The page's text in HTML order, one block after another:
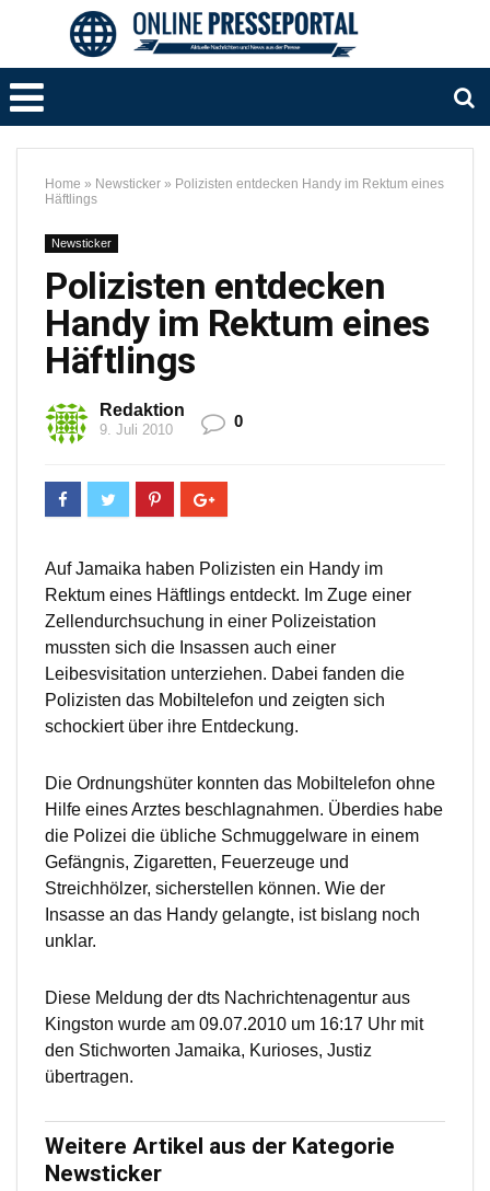
Home » Newsticker » Polizisten entdecken Handy im Rektum eines
Häftlings
Newsticker
Polizisten entdecken
Handy im Rektum eines
Häftlings
Redaktion
9. Juli 2010 0
Auf Jamaika haben Polizisten ein Handy im
Rektum eines Häftlings entdeckt. Im Zuge einer
Zellendurchsuchung in einer Polizeistation
mussten sich die Insassen auch einer
Leibesvisitation unterziehen. Dabei fanden die
Polizisten das Mobiltelefon und zeigten sich
schockiert über ihre Entdeckung.
Die Ordnungshüter konnten das Mobiltelefon ohne
Hilfe eines Arztes beschlagnahmen. Überdies habe
die Polizei die übliche Schmuggelware in einem
Gefängnis, Zigaretten, Feuerzeuge und
Streichhölzer, sicherstellen können. Wie der
Insasse an das Handy gelangte, ist bislang noch
unklar.
Diese Meldung der dts Nachrichtenagentur aus
Kingston wurde am 09.07.2010 um 16:17 Uhr mit
den Stichworten Jamaika, Kurioses, Justiz
übertragen.
Weitere Artikel aus der Kategorie
Newsticker